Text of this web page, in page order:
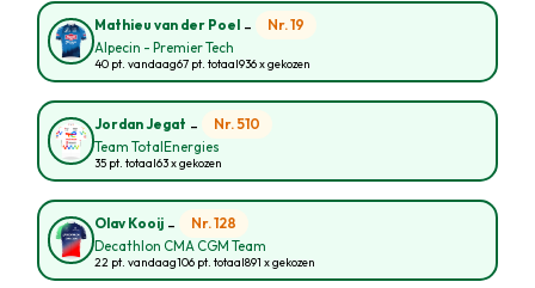
Mathieu van der Poel - Nr. 19
Alpecin - Premier Tech
40 pt. vandaag67 pt. totaal936 x gekozen
Jordan Jegat - Nr. 510
Team TotalEnergies
35 pt. totaal63 x gekozen
Olav Kooij - Nr. 128
Decathlon CMA CGM Team
22 pt. vandaag106 pt. totaal891 x gekozen